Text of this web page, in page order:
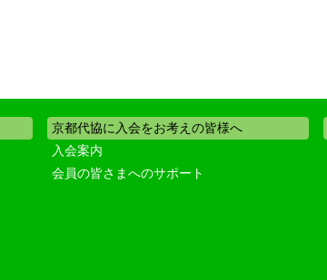
京都代協に入会をお考えの皆様へ
入会案内
会員の皆さまへのサポート